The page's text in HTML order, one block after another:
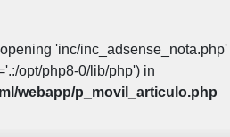
'inc/inc_adsense_nota.php'
opt/php8-0/lib/php') in
webapp/p_movil_articulo.php